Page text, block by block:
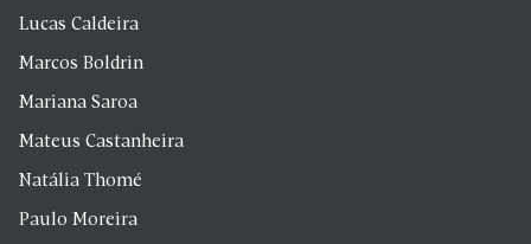
Lucas Caldeira
Marcos Boldrin
Mariana Saroa
Mateus Castanheira
Natália Thomé
Paulo Moreira